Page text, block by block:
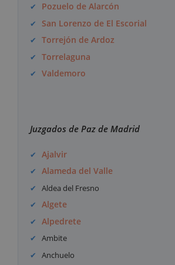
Pozuelo de Alarcón
San Lorenzo de El Escorial
Torrejón de Ardoz
Torrelaguna
Valdemoro
Juzgados de Paz de Madrid
Ajalvir
Alameda del Valle
Aldea del Fresno
Algete
Alpedrete
Ambite
Anchuelo